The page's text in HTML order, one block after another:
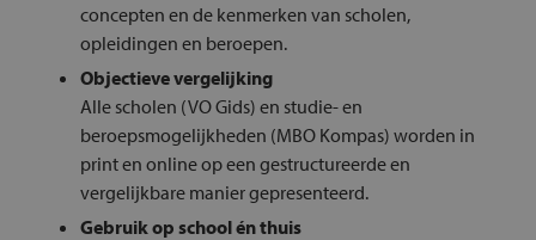
concepten en de kenmerken van scholen,
opleidingen en beroepen.
Objectieve vergelijking
Alle scholen (VO Gids) en studie- en
beroepsmogelijkheden (MBO Kompas) worden in
print en online op een gestructureerde en
vergelijkbare manier gepresenteerd.
Gebruik op school én thuis